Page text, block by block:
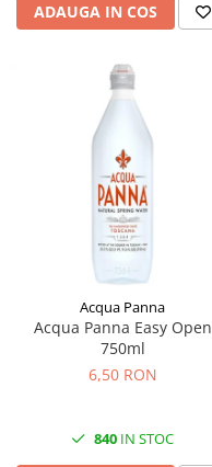
ADAUGA IN COS
Acqua Panna
Acqua Panna Easy Open
750ml
6,50 RON
840 IN STOC